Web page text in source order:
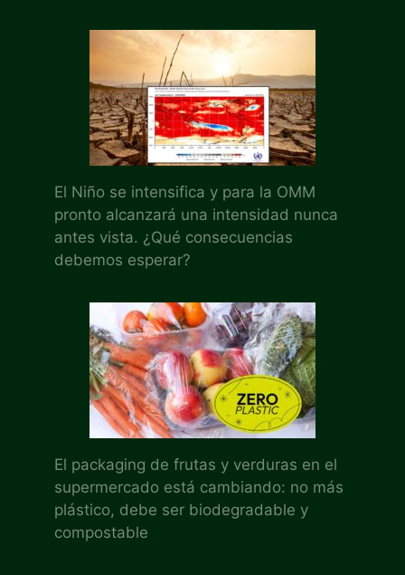
El Niño se intensifica y para la OMM
pronto alcanzará una intensidad nunca
antes vista. ¿Qué consecuencias
debemos esperar?
El packaging de frutas y verduras en el
supermercado está cambiando: no más
plástico, debe ser biodegradable y
compostable